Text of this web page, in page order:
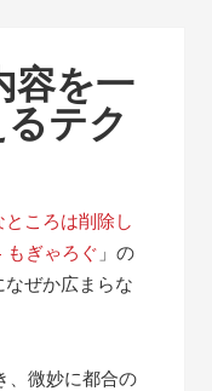
容を一
テク
ところは削除し
もぎゃろぐ 」の
ぜか広まらな
、微妙に都合の